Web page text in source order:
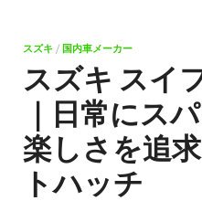
スズキ / 国内車メーカー
スズキ スイ
｜日常にス
楽しさを追
トハッチ